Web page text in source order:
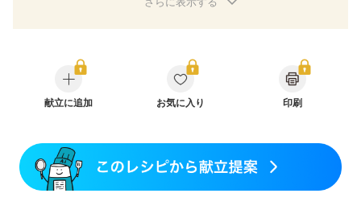
過敏性腸症候群（IBS）
睡眠時無呼吸症候群
胃がん（抗がん剤治療中）
胃がん治療を終えた方・経過観察中の方
大腸がん治療を終えた方・経過観察中の方
妊婦健診・体重増加が気になる（初期）
妊婦健診・血圧が気になる（初期）
妊婦健診・血糖値が気になる（初期）
献立に追加 お気に入り 印刷